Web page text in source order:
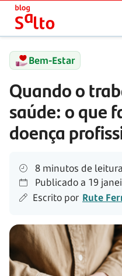
Salto
Bem-Estar
Quando o
saúde: o que
doença
8 minutos de leitura
Publicado a 19
Escrito por Rute